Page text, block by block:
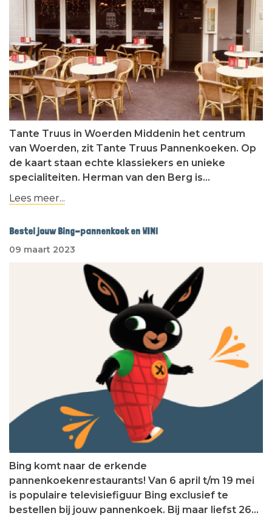
Tante Truus in Woerden Middenin het centrum
van Woerden, zit Tante Truus Pannenkoeken. Op
de kaart staan echte klassiekers en unieke
specialiteiten. Herman van den Berg is…
Lees meer...
Bestel jouw Bing-pannenkoek en WIN!
09 maart 2023
Bing komt naar de erkende
pannenkoekenrestaurants! Van 6 april t/m 19 mei
is populaire televisiefiguur Bing exclusief te
bestellen bij jouw pannenkoek. Bij maar liefst 26…